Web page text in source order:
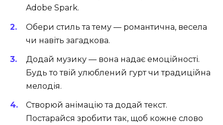
Adobe Spark.
Обери стиль та тему — романтична, весела
чи навіть загадкова.
Додай музику — вона надає емоційності.
Будь то твій улюблений гурт чи традиційна
мелодія.
Створюй анімацію та додай текст.
Постарайся зробити так, щоб кожне слово